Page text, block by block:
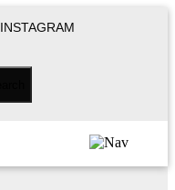
INSTAGRAM